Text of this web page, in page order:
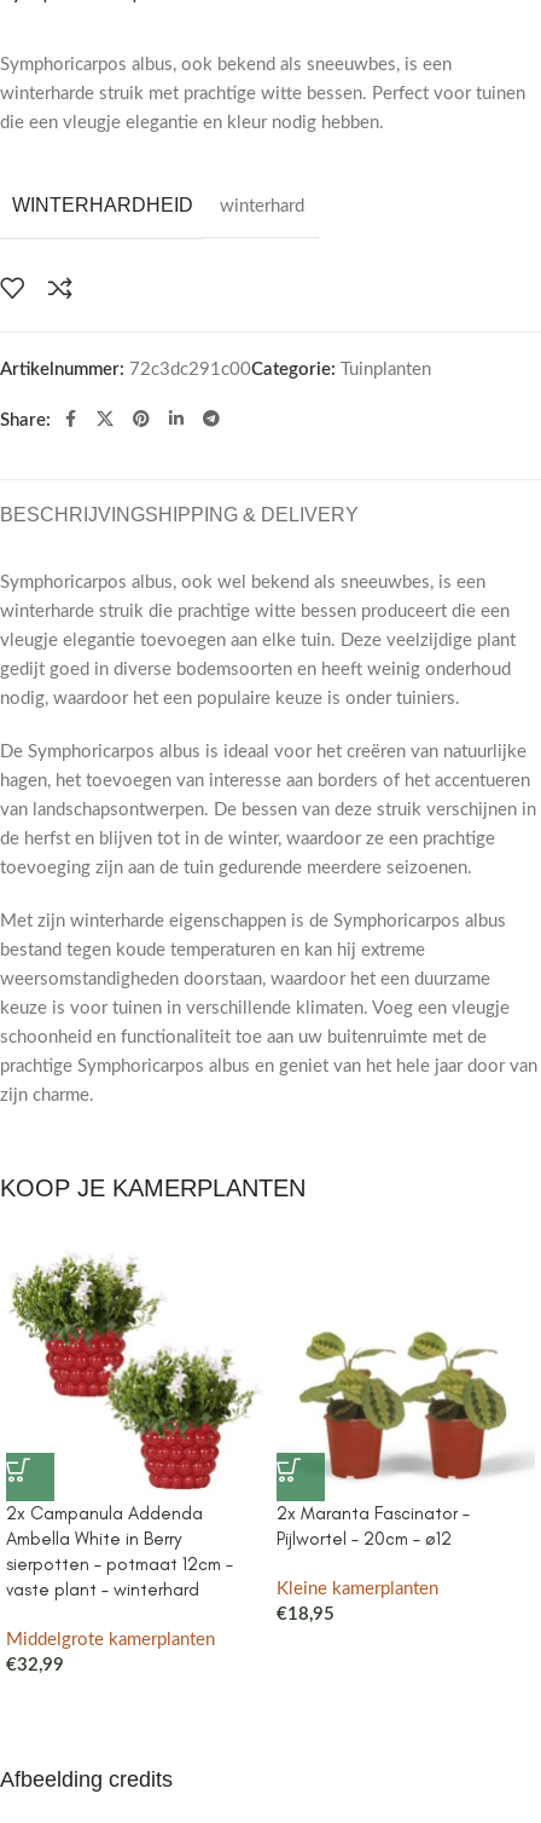
Symphoricarpos albus, ook bekend als sneeuwbes, is een
winterharde struik met prachtige witte bessen. Perfect voor tuinen
die een vleugje elegantie en kleur nodig hebben.
WINTERHARDHEID winterhard
Artikelnummer: 72c3dc291c00Categorie: Tuinplanten
Share:
BESCHRIJVINGSHIPPING & DELIVERY
Symphoricarpos albus, ook wel bekend als sneeuwbes, is een
winterharde struik die prachtige witte bessen produceert die een
vleugje elegantie toevoegen aan elke tuin. Deze veelzijdige plant
gedijt goed in diverse bodemsoorten en heeft weinig onderhoud
nodig, waardoor het een populaire keuze is onder tuiniers.
De Symphoricarpos albus is ideaal voor het creëren van natuurlijke
hagen, het toevoegen van interesse aan borders of het accentueren
van landschapsontwerpen. De bessen van deze struik verschijnen in
de herfst en blijven tot in de winter, waardoor ze een prachtige
toevoeging zijn aan de tuin gedurende meerdere seizoenen.
Met zijn winterharde eigenschappen is de Symphoricarpos albus
bestand tegen koude temperaturen en kan hij extreme
weersomstandigheden doorstaan, waardoor het een duurzame
keuze is voor tuinen in verschillende klimaten. Voeg een vleugje
schoonheid en functionaliteit toe aan uw buitenruimte met de
prachtige Symphoricarpos albus en geniet van het hele jaar door van
zijn charme.
KOOP JE KAMERPLANTEN
2x Campanula Addenda
Ambella White in Berry
sierpotten – potmaat 12cm –
vaste plant – winterhard
Middelgrote kamerplanten
€32,99
2x Maranta Fascinator –
Pijlwortel – 20cm – ø12
Kleine kamerplanten
€18,95
Afbeelding credits